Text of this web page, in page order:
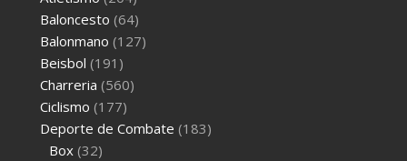
Baloncesto (64)
Balonmano (127)
Beisbol (191)
Charreria (560)
Ciclismo (177)
Deporte de Combate (183)
Box (32)